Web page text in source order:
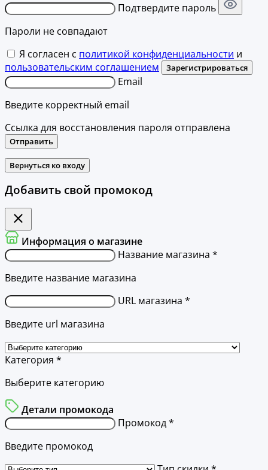
Подтвердите пароль
Пароли не совпадают
Я согласен с политикой конфиденциальности и
пользовательским соглашением
Зарегистрироваться
Email
Введите корректный email
Ссылка для восстановления пароля отправлена
Отправить
Вернуться ко входу
Добавить свой промокод
Информация о магазине
Название магазина *
Введите название магазина
URL магазина *
Введите url магазина
Категория *
Выберите категорию
Детали промокода
Промокод *
Введите промокод